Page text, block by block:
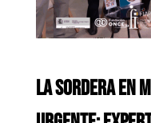
LA SORDERA EN